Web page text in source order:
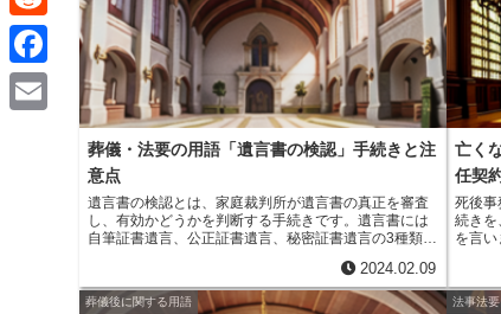
葬儀・法要の用語「遺言書の検認」手続きと注
意点
遺言書の検認とは、 家庭裁判所が遺言書の真正を審査
し、有効かどうかを判断する手続きです。遺言書には
自筆証書遺言、公正証書遺言、秘密証書遺言の3種類が
遺言者の死亡後、利害関係人が家庭裁
判所に検認を申し立てます。公正証書遺言の場合は、
公証人が遺言書を作成した際に、検認の際に提出する
2024.02.09
亡く
任契
死後事
続きを
を言
ことで
できる
葬儀後に関する用語 法事法
i
t
i
n
e
R
e
d
F